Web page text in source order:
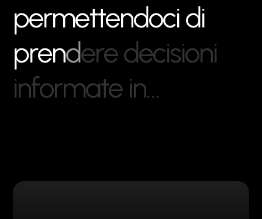
permettendocidi
prenderedecisioni
informate in…